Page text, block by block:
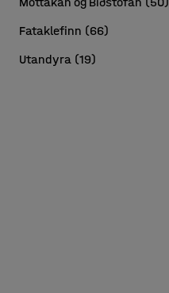
Fataklefinn (66)
Utandyra (19)